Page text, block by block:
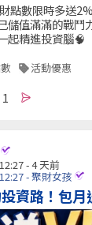
點數限時多送
儲值滿滿的戰鬥
起精進投資腦🧠
活動優惠
1
- 4 天前
- 聚財女孩
資路！包月